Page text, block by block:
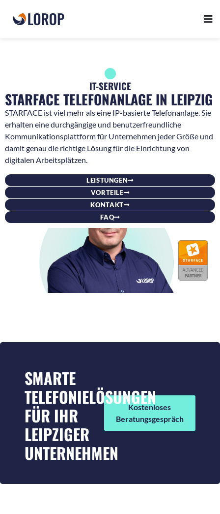
IT-SERVICE
STARFACE TELEFONANLAGE IN LEIPZIG
STARFACE ist viel mehr als eine IP-basierte Telefonanlage. Sie
erhalten eine durchgängige und benutzerfreundliche
Kommunikationsplattform für Unternehmen jeder Größe und
damit genau die richtige Lösung für die Einrichtung von
digitalen Arbeitsplätzen.
LEISTUNGEN
VORTEILE
KONTAKT
FAQ
SMARTE
TELEFONIELÖSUNGEN
FÜR IHR
LEIPZIGER
UNTERNEHMEN
Kostenloses
Beratungsgespräch